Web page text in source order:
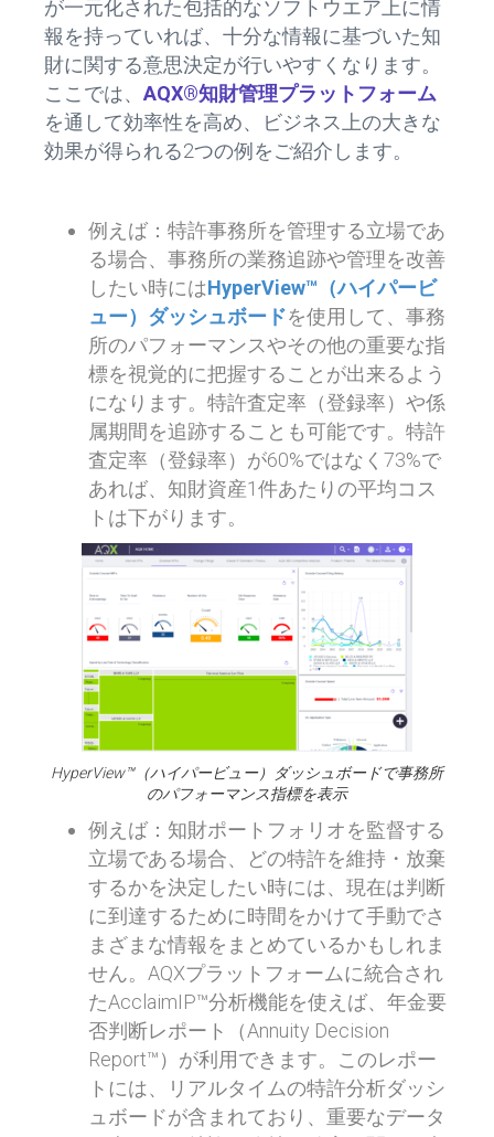
が一元化された包括的なソフトウエア上に情
報を持っていれば、十分な情報に基づいた知
財に関する意思決定が行いやすくなります。
ここでは、 AQX®知財管理プラットフォーム
を通して効率性を高め、ビジネス上の大きな
効果が得られる2つの例をご紹介します。
例えば：特許事務所を管理する立場であ
る場合、事務所の業務追跡や管理を改善
したい時にはHyperView™（ハイパービ
ュー）ダッシュボードを使用して、事務
所のパフォーマンスやその他の重要な指
標を視覚的に把握することが出来るよう
になります。特許査定率（登録率）や係
属期間を追跡することも可能です。特許
査定率（登録率）が60%ではなく73%で
あれば、知財資産1件あたりの平均コス
トは下がります。
HyperView™（ハイパービュー）ダッシュボードで事務所
のパフォーマンス指標を表示
例えば：知財ポートフォリオを監督する
立場である場合、どの特許を維持・放棄
するかを決定したい時には、現在は判断
に到達するために時間をかけて手動でさ
まざまな情報をまとめているかもしれま
せん。AQXプラットフォームに統合され
たAcclaimIP™分析機能を使えば、年金要
否判断レポート（Annuity Decision
Report™）が利用できます。このレポー
トには、リアルタイムの特許分析ダッシ
ュボードが含まれており、重要なデータ